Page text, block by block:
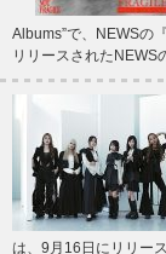
Albums”で、NEWSの
リリースされた
は、9月16日にリリー